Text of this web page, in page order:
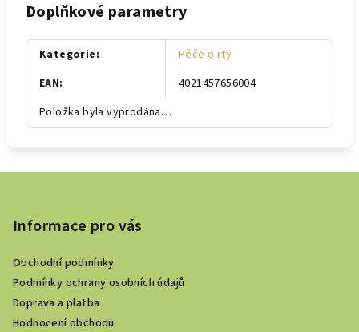
Doplňkové parametry
Kategorie:
Péče o rty
EAN:
4021457656004
Položka byla vyprodána…
Informace pro vás
Obchodní podmínky
Podmínky ochrany osobních údajů
Doprava a platba
Hodnocení obchodu